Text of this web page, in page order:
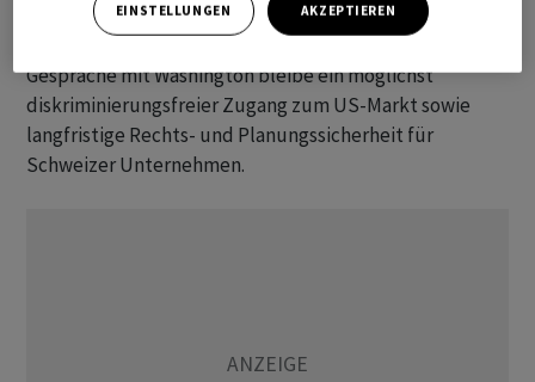
grundsätzlich nicht, erklärte der Sprecher von
Gespräche mit Washington bleibe ein möglichst
diskriminierungsfreier Zugang zum US-Markt sowie
langfristige Rechts- und Planungssicherheit für
Schweizer Unternehmen.
EINSTELLUNGEN AKZEPTIEREN